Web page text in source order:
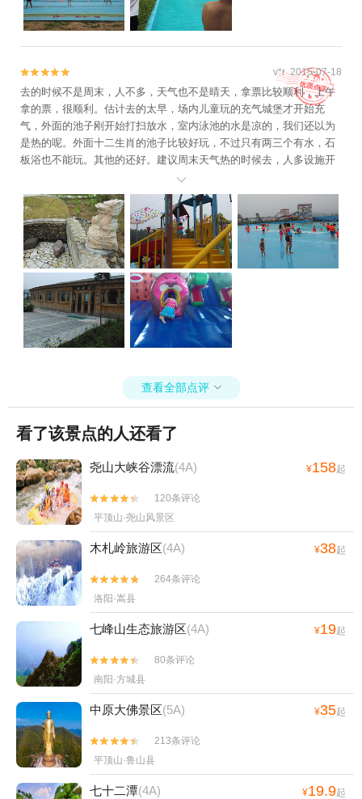

 v*r 2015-07-18
去的时候不是周末，人不多，天气也不是晴天，拿票比较顺利，上午
拿的票，很顺利。估计去的太早，场内儿童玩的充气城堡才开始充
气，外面的池子刚开始打扫放水，室内泳池的水是凉的，我们还以为
是热的呢。外面十二生肖的池子比较好玩，不过只有两三个有水，石
板浴也不能玩。其他的还好。建议周末天气热的时候去，人多设施开
的也多，会比较好玩。另外说下，我们在游乐场里面的农家院住，送
的早餐超难吃。

查看全部点评 
看了该景点的人还看了
尧山大峡谷漂流(4A) ¥158起


120条评论
平顶山·尧山风景区
木札岭旅游区(4A) ¥38起


264条评论
洛阳·嵩县
七峰山生态旅游区(4A) ¥19起


80条评论
南阳·方城县
中原大佛景区(5A) ¥35起


213条评论
平顶山·鲁山县
七十二潭(4A) ¥19.9起